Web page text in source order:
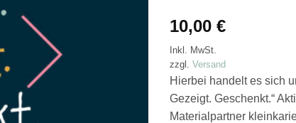
10,00 €
Inkl. MwSt.
zzgl. Versand
Hierbei handelt es sich
Gezeigt. Geschenkt.“
Materialpartner